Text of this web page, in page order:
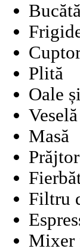
Plită
Oale
Masă
Filtru
Mixer